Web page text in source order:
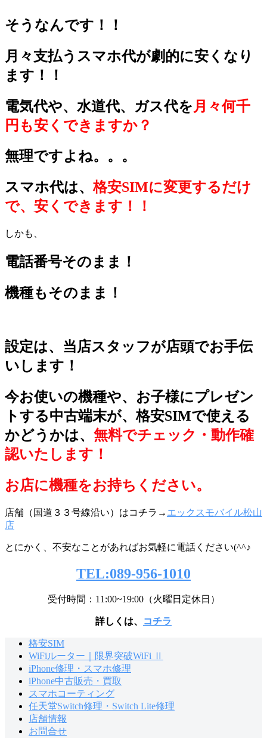
安
ス
マ
に
替
え
る
と
ど
な
る？
2019
年
日
by
xmobile
そうなんです！！
月々支払うスマホ代が劇的に安くなり
ます！！
電気代や、水道代、ガス代を 月々何千
円も安くできますか？
無理ですよね。。。
スマホ代は、格安SIMに変更するだけ
で、安くできます！！
しかも、
電話番号そのまま！
機種もそのまま！
設定は、当店スタッフが店頭でお手伝
いします！
今お使いの機種や、お子様にプレゼン
トする中古端末が、格安SIMで使える
かどうかは、 無料でチェック・動作確
認いたします！
お店に機種をお持ちください。
店舗（国道３３号線沿い）はコチラ→ エックスモバイル松山
店
とにかく、不安なことがあればお気軽に電話ください(^^♪
TEL:089-956-1010
受付時間：11:00~19:00（火曜日定休日）
詳しくは、 コチラ
格安SIM
WiFiルーター｜限界突破WiFi Ⅱ
iPhone修理・スマホ修理
iPhone中古販売・買取
スマホコーティング
任天堂Switch修理・Switch Lite修理
店舗情報
お問合せ